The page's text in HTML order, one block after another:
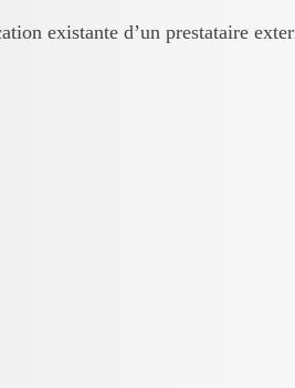
existante d’un prestataire